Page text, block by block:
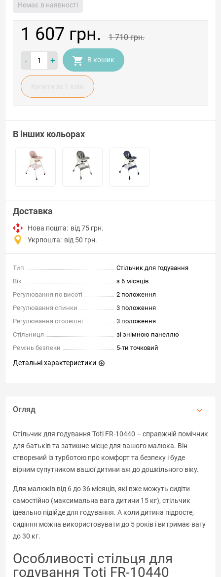
Немає в наявності
1 607 грн. 1 710 грн.
- + В кошик
В інших кольорах
Доставка
Нова пошта: від 75 грн.
Укрпошта: від 50 грн.
Тип
Стільчик для годування
Вік
з 6 місяців
Регулювання по висоті
2 положення
Регулювання спинки
3 положення
Регулювання столешні
3 положення
Стільниця
зі знімною панеллю
Ремінь безпеки
5-ти точковий
Детальні характеристики
Огляд
Стільчик для годування Toti FR-10440 – справжній помічник
для батьків та затишне місце для вашого малюка. Він
створений із турботою про комфорт та безпеку і буде
вірним супутником вашої дитини аж до дошкільного віку.
Для малюків від 6 до 36 місяців, які вже можуть сидіти
самостійно (максимальна вага дитини 15 кг), стільчик
ідеально підійде для годування. А коли дитина підросте,
сидіння можна використовувати до 5 років і витримає вагу
до 30 кг.
Особливості стільця для
годування Toti FR-10440